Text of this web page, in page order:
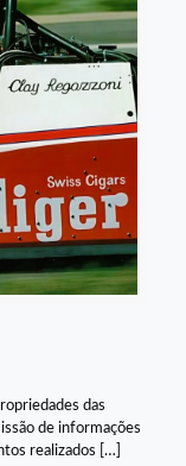
das
de informações
realizados […]